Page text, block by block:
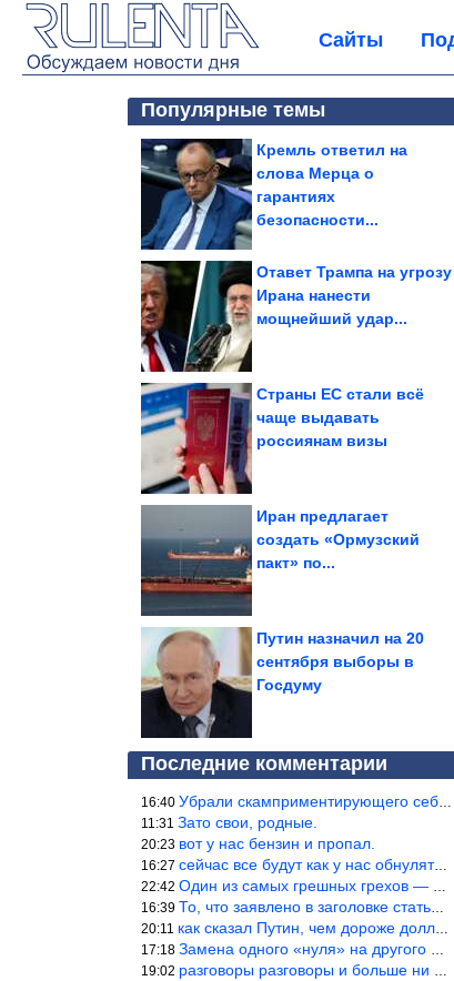
Сайты
Популярные темы
Кремль ответил на
слова Мерца о
гарантиях
безопасности...
Отавет Трампа на угрозу
Ирана нанести
мощнейший удар...
Страны ЕС стали всё
чаще выдавать
россиянам визы
Иран предлагает
создать «Ормузский
пакт» по...
Путин назначил на 20
сентября выборы в
Госдуму
Последние комментарии
16:40 Убрали скамприментирующего себя марианетку, кто будет следующим…
11:31 Зато свои, родные.
20:23 вот у нас бензин и пропал.
16:27 сейчас все будут как у нас обнуляться.
22:42 Один из самых грешных грехов — считать себя непогрешимым.
16:39 То, что заявлено в заголовке статьи противоречит утверждению &qu
20:11 как сказал Путин, чем дороже доллар тем дороже нефть продадим.
17:18 Замена одного «нуля» на другого «нуля» в рамках одной и той же с
19:02 разговоры разговоры и больше ни чего 9я часть балабола.